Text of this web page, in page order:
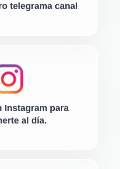
telegrama canal
Instagram para
al día.